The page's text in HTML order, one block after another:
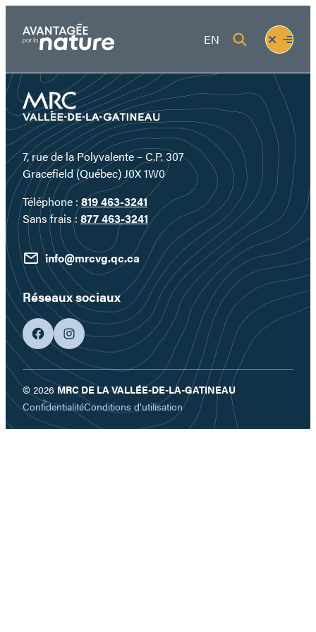
contenu
EN
Fermer
le
menu
Ouvrir
le
7, rue de la Polyvalente – C.P. 307
Gracefield (Québec) J0X 1W0
Téléphone :819 463-3241
Sans frais : 877 463-3241
info@mrcvg.qc.ca
Réseaux sociaux
facebookgoogleplus
© 2026 MRC DE LA VALLÉE-DE-LA-GATINEAU
ConfidentialitéConditions d’utilisation